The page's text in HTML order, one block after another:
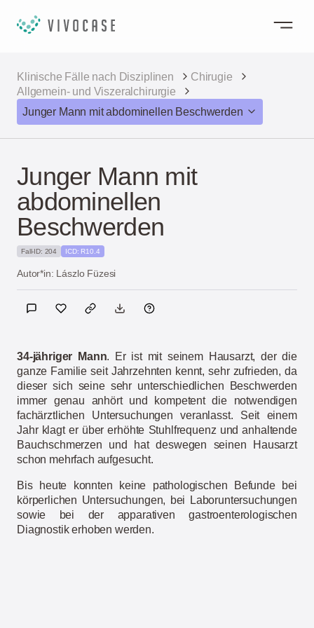
Klinische Fälle nach Disziplinen
Chirugie
Allgemein- und Viszeralchirurgie
Junger Mann mit abdominellen Beschwerden
Junger Mann mit
abdominellen
Beschwerden
Fall-ID: 204 ICD: R10.4
Autor*in: Lászlo Füzesi
34-jähriger Mann. Er ist mit seinem Hausarzt, der die
ganze Familie seit Jahrzehnten kennt, sehr zufrieden, da
dieser sich seine sehr unterschiedlichen Beschwerden
immer genau anhört und kompetent die notwendigen
fachärztlichen Untersuchungen veranlasst. Seit einem
Jahr klagt er über erhöhte Stuhlfrequenz und anhaltende
Bauchschmerzen und hat deswegen seinen Hausarzt
schon mehrfach aufgesucht.
Bis heute konnten keine pathologischen Befunde bei
körperlichen Untersuchungen, bei Laboruntersuchungen
sowie bei der apparativen gastroenterologischen
Diagnostik erhoben werden.